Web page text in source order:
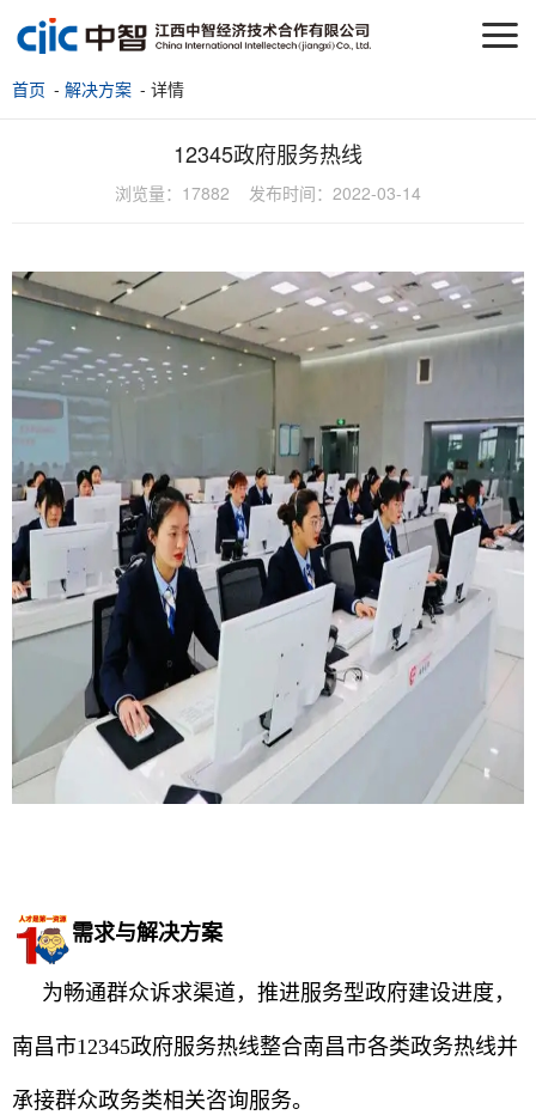
首页 - 解决方案 - 详情
12345政府服务热线
浏览量： 17882 发布时间： 2022-03-14
需求与解决方案
为畅通群众诉求渠道，推进服务型政府建设进度，
南昌市12345政府服务热线整合南昌市各类政务热线并
承接群众政务类相关咨询服务。